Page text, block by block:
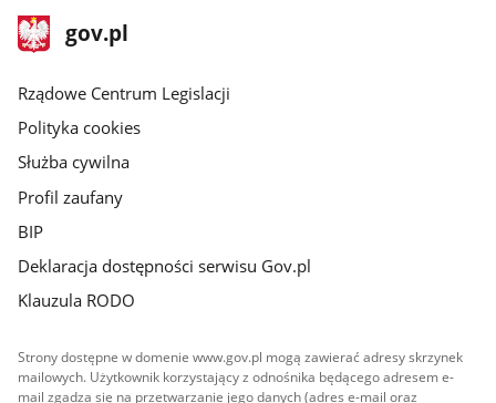
stopka
gov.plStrona
gov.pl
Rządowe Centrum Legislacji
Polityka cookies
Służba cywilna
Profil zaufany
BIP
Deklaracja dostępności serwisu Gov.pl
Klauzula RODO
Strony dostępne w domenie www.gov.pl mogą zawierać adresy skrzynek
mailowych. Użytkownik korzystający z odnośnika będącego adresem e-
mail zgadza się na przetwarzanie jego danych (adres e-mail oraz